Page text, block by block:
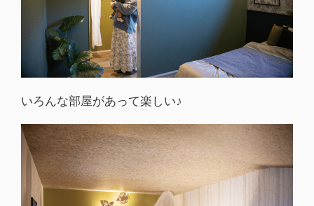
いろんな部屋があって楽しい♪